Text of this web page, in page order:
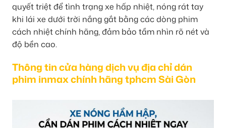
quyết triệt để tình trạng xe hấp nhiệt, nóng rát tay
khi lái xe dưới trời nắng gắt bằng các dòng phim
cách nhiệt chính hãng, đảm bảo tầm nhìn rõ nét và
độ bền cao.
Thông tin cửa hàng dịch vụ địa chỉ dán
phim inmax chính hãng tphcm Sài Gòn